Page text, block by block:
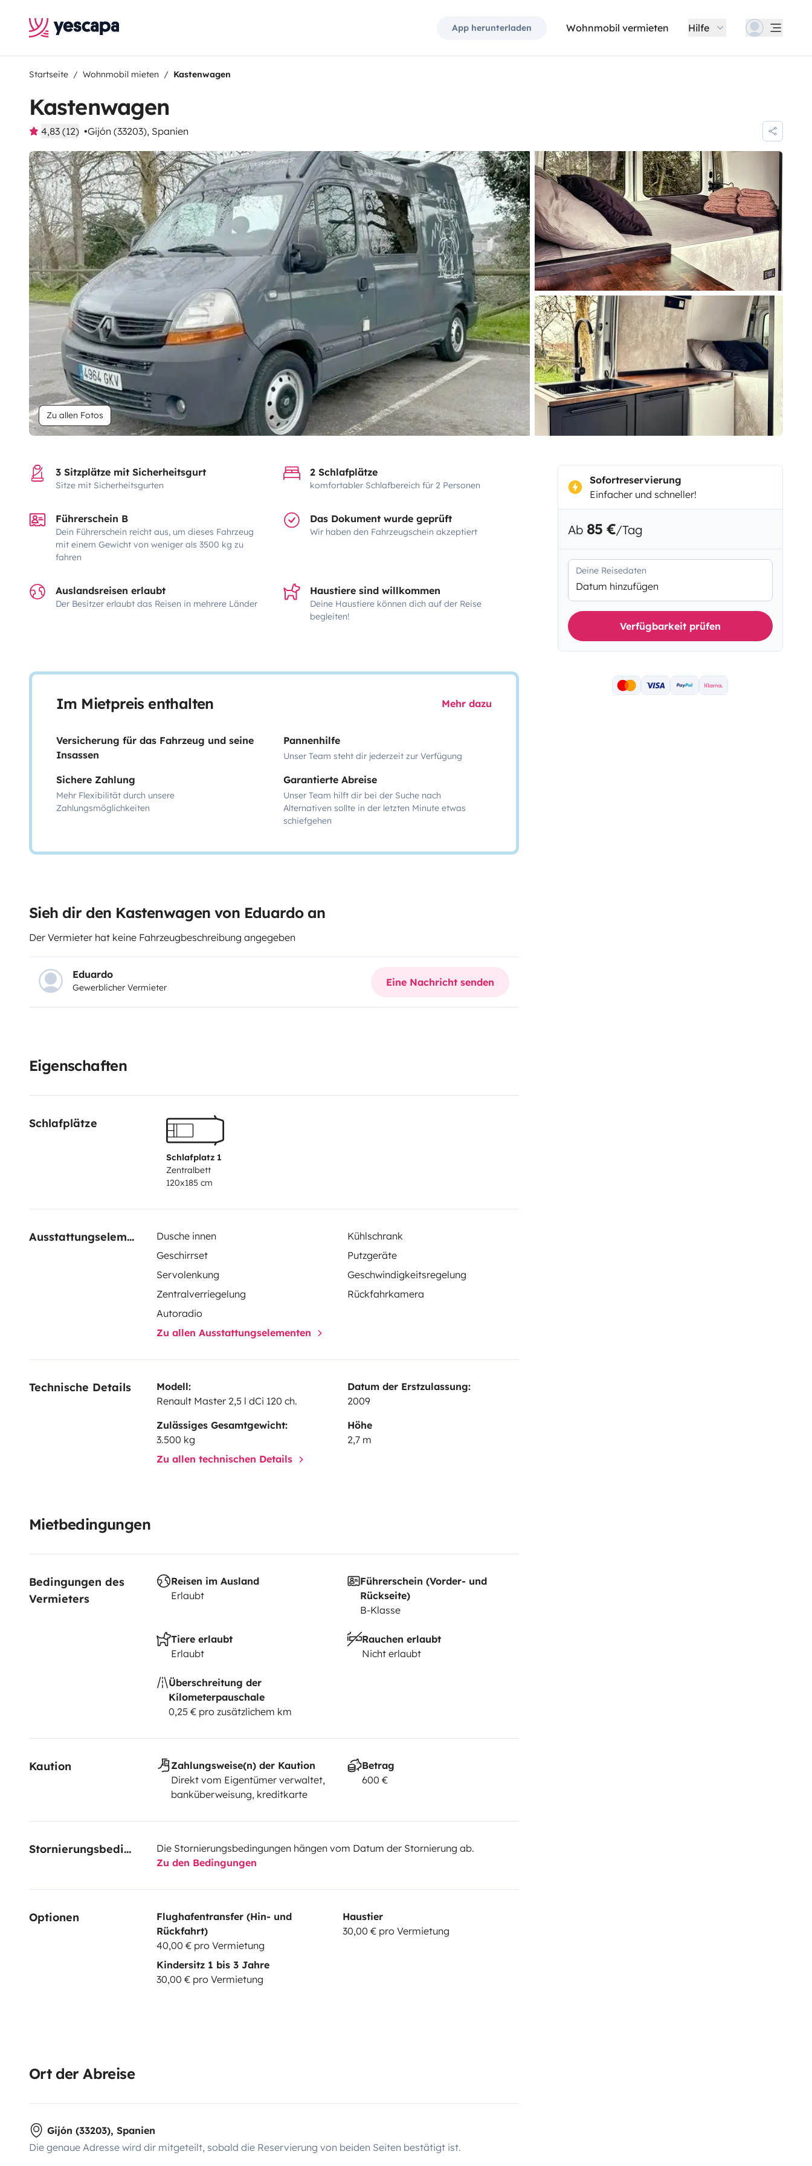
App herunterladen Wohnmobil vermieten Hilfe
Startseite Wohnmobil mieten Kastenwagen
Kastenwagen
4,83 (12) Gijón (33203), Spanien
Zu allen Fotos
3 Sitzplätze mit Sicherheitsgurt
Sitze mit Sicherheitsgurten
2 Schlafplätze
komfortabler Schlafbereich für 2 Personen
Führerschein B
Dein Führerschein reicht aus, um dieses Fahrzeug
mit einem Gewicht von weniger als 3500 kg zu
fahren
Das Dokument wurde geprüft
Wir haben den Fahrzeugschein akzeptiert
Auslandsreisen erlaubt
Der Besitzer erlaubt das Reisen in mehrere Länder
Haustiere sind willkommen
Deine Haustiere können dich auf der Reise
begleiten!
Im Mietpreis enthalten Mehr dazu
Versicherung für das Fahrzeug und seine
Insassen
Pannenhilfe
Unser Team steht dir jederzeit zur Verfügung
Sichere Zahlung
Mehr Flexibilität durch unsere
Zahlungsmöglichkeiten
Garantierte Abreise
Unser Team hilft dir bei der Suche nach
Alternativen sollte in der letzten Minute etwas
schiefgehen
Sieh dir den Kastenwagen von Eduardo an
Der Vermieter hat keine Fahrzeugbeschreibung angegeben
Eduardo
Gewerblicher Vermieter Eine Nachricht senden
Eigenschaften
Schlafplätze
Schlafplatz 1
Zentralbett
120x185 cm
Ausstattungselemente Dusche innen
Kühlschrank
Geschirrset
Putzgeräte
Servolenkung
Geschwindigkeitsregelung
Zentralverriegelung
Rückfahrkamera
Autoradio
Zu allen Ausstattungselementen
Technische Details
Modell:
Renault Master 2,5 l dCi 120 ch.
Datum der Erstzulassung:
2009
Zulässiges Gesamtgewicht:
3.500 kg
Höhe
2,7 m
Zu allen technischen Details
Mietbedingungen
Bedingungen des
Vermieters
Reisen im Ausland
Erlaubt
Führerschein (Vorder- und
Rückseite)
B-Klasse
Tiere erlaubt
Erlaubt
Rauchen erlaubt
Nicht erlaubt
Überschreitung der
Kilometerpauschale
0,25 € pro zusätzlichem km
Kaution
Zahlungsweise(n) der Kaution
Direkt vom Eigentümer verwaltet,
banküberweisung, kreditkarte
Betrag
600 €
Stornierungsbedingungen
Die Stornierungsbedingungen hängen vom Datum der Stornierung ab.
Zu den Bedingungen
Optionen
Flughafentransfer (Hin- und
Rückfahrt)
40,00 € pro Vermietung
Haustier
30,00 € pro Vermietung
Kindersitz 1 bis 3 Jahre
30,00 € pro Vermietung
Ort der Abreise
Gijón (33203), Spanien
Die genaue Adresse wird dir mitgeteilt, sobald die Reservierung von beiden Seiten bestätigt ist.
Sofortreservierung
Einfacher und schneller!
Ab 85 €/Tag
Deine Reisedaten
Datum hinzufügen
Verfügbarkeit prüfen